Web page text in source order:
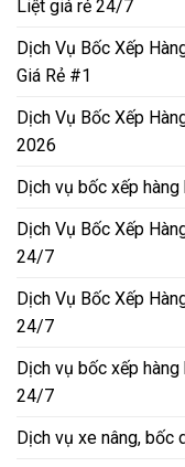
Liệt giá rẻ 24/7
Dịch Vụ Bốc Xếp
Giá Rẻ #1
Dịch Vụ Bốc Xếp
2026
Dịch vụ bốc xếp
Dịch Vụ Bốc Xếp
24/7
Dịch Vụ Bốc Xếp
24/7
Dịch vụ bốc xếp
24/7
Dịch vụ xe nâng, bốc